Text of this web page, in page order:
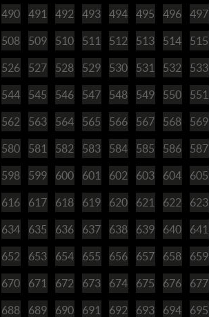
490 491 492 493 494 495 496 497
508 509 510 511 512 513 514 515
526 527 528 529 530 531 532 533
544 545 546 547 548 549 550 551
562 563 564 565 566 567 568 569
580 581 582 583 584 585 586 587
598 599 600 601 602 603 604 605
616 617 618 619 620 621 622 623
634 635 636 637 638 639 640 641
652 653 654 655 656 657 658 659
670 671 672 673 674 675 676 677
688 689 690 691 692 693 694 695